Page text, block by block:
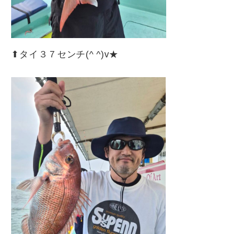
⬆︎タイ３７センチ(^ ^)v★